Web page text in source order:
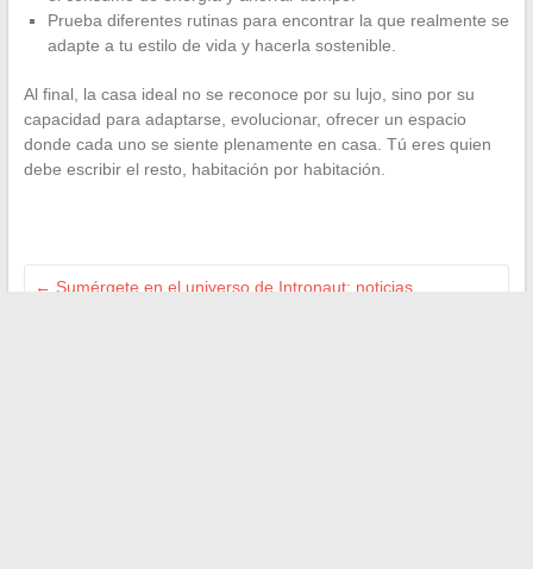
Prueba diferentes rutinas para encontrar la que realmente se
adapte a tu estilo de vida y hacerla sostenible.
Al final, la casa ideal no se reconoce por su lujo, sino por su
capacidad para adaptarse, evolucionar, ofrecer un espacio
donde cada uno se siente plenamente en casa. Tú eres quien
debe escribir el resto, habitación por habitación.
← Sumérgete en el universo de Intronaut: noticias,